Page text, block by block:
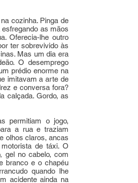
cozinha. Pinga de
as mãos
Oferecia-lhe outro
ter sobrevivido às
Mas um dia era
O desemprego
prédio enorme na
imitavam a arte de
e conversa fora?
calçada. Gordo, as
permitiam o jogo,
a rua e traziam
olhos claros, ancas
de táxi. O
gel no cabelo, com
branco e o chapéu
quando lhe
acidente ainda na